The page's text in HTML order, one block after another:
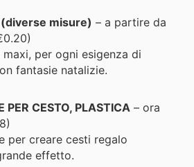
(diverse misure) – a partire da
per ogni esigenza di
fantasie natalizie.
PER CESTO, PLASTICA – ora
per creare cesti regalo
effetto.